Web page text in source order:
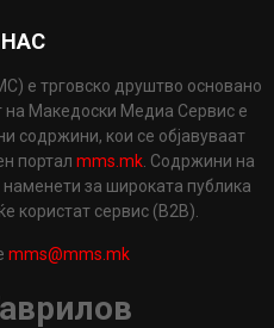
е трговско друштво основано
на Македоски Медиа Сервис е
содржини, кои се објавуваат
портал mms.mk . Содржини на
за широката публика
користат сервис (B2B).
mms@mms.mk